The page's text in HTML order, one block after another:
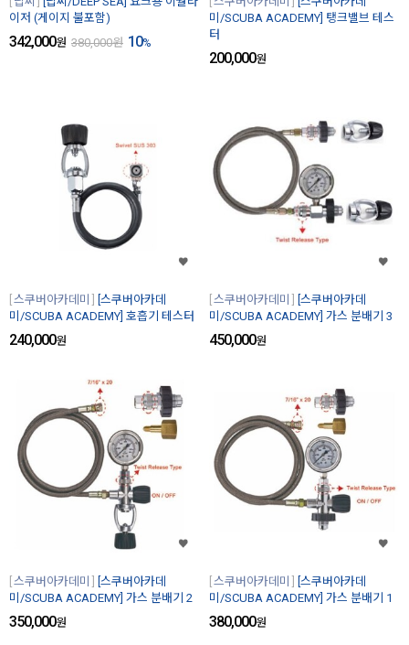
이저 (게이지 불포함)
342,000원 380,000원 10%
미/SCUBA ACADEMY] 탱크밸브 테스
터
200,000원
스쿠버아카데미
[스쿠버아카데
미/SCUBA ACADEMY] 호흡기 테스터
240,000원
스쿠버아카데미
[스쿠버아카데
미/SCUBA ACADEMY] 가스 분배기 3
450,000원
스쿠버아카데미
[스쿠버아카데
미/SCUBA ACADEMY] 가스 분배기 2
350,000원
스쿠버아카데미
[스쿠버아카데
미/SCUBA ACADEMY] 가스 분배기 1
380,000원